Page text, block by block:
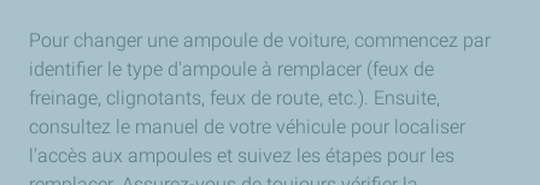
Pour changer une ampoule de voiture, commencez par
identifier le type d'ampoule à remplacer (feux de
freinage, clignotants, feux de route, etc.). Ensuite,
consultez le manuel de votre véhicule pour localiser
l'accès aux ampoules et suivez les étapes pour les